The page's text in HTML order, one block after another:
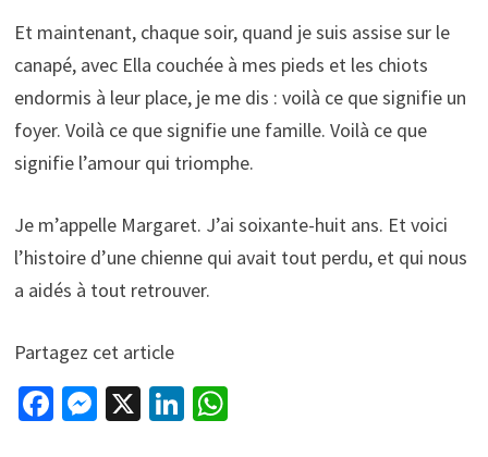
Et maintenant, chaque soir, quand je suis assise sur le
canapé, avec Ella couchée à mes pieds et les chiots
endormis à leur place, je me dis : voilà ce que signifie un
foyer. Voilà ce que signifie une famille. Voilà ce que
signifie l’amour qui triomphe.
Je m’appelle Margaret. J’ai soixante-huit ans. Et voici
l’histoire d’une chienne qui avait tout perdu, et qui nous
a aidés à tout retrouver.
Partagez cet article
Fa M X Li W